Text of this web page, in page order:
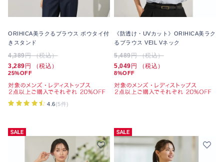
ORIHICA美ラクるブラウス ボウタイ付
きスタンド
4,389円 （税込）
3,289 円 （税込）
25%OFF
4.6(5件)
《防透け・UVカット》ORIHICA美ラク
るブラウス VEIL Vネック
5,489円 （税込）
5,049 円 （税込）
8%OFF